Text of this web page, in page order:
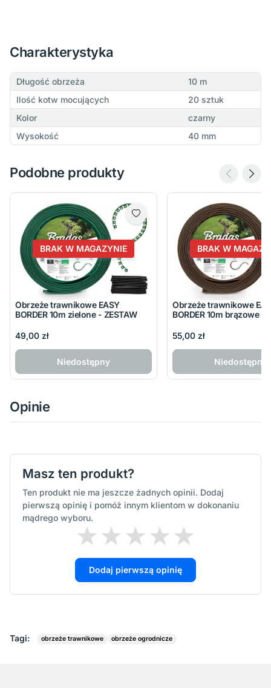
Charakterystyka
Długość obrzeża
10 m
Ilość kotw mocujących
20 sztuk
Kolor
czarny
Wysokość
40 mm
Podobne produkty
BRAK W MAGAZYNIE
Obrzeże trawnikowe EASY
BORDER 10m zielone - ZESTAW
49,00 zł
Niedostępny
BRAK W
Obrzeże trawnikowe
BORDER 10m brązowe -
55,00 zł
Niedostępny
Opinie
Masz ten produkt?
Ten produkt nie ma jeszcze żadnych opinii. Dodaj
pierwszą opinię i pomóż innym klientom w dokonaniu
mądrego wyboru.
Dodaj pierwszą opinię
Tagi: obrzeże trawnikowe obrzeże ogrodnicze